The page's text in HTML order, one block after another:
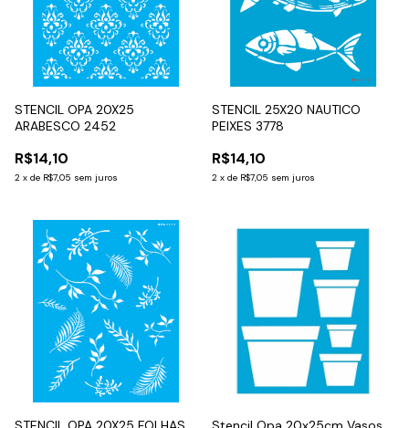
STENCIL OPA 20X25
ARABESCO 2452
R$14,10
2 x de R$7,05 sem juros
STENCIL 25X20 NAUTICO
PEIXES 3778
R$14,10
2 x de R$7,05 sem juros